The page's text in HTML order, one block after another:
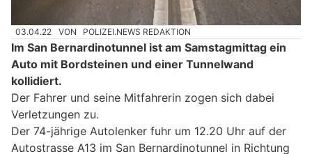
03.04.22 VON POLIZEI.NEWS REDAKTION
Im San Bernardinotunnel ist am Samstagmittag ein
Auto mit Bordsteinen und einer Tunnelwand
kollidiert.
Der Fahrer und seine Mitfahrerin zogen sich dabei
Verletzungen zu.
Der 74-jährige Autolenker fuhr um 12.20 Uhr auf der
Autostrasse A13 im San Bernardinotunnel in Richtung